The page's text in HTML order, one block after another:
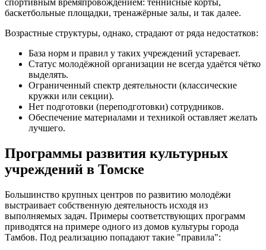
спортивным времяпровождением: теннисные корты,
баскетбольные площадки, тренажёрные залы, и так далее.
Возрастные структуры, однако, страдают от ряда недостатков:
База норм и правил у таких учреждений устаревает.
Статус молодёжной организации не всегда удаётся чётко
выделять.
Ограниченный спектр деятельности (классические
кружки или секции).
Нет подготовки (переподготовки) сотрудников.
Обеспечение материалами и техникой оставляет желать
лучшего.
Программы развития культурных
учреждений в Томске
Большинство крупных центров по развитию молодёжи
выстраивает собственную деятельность исходя из
выполняемых задач. Примеры соответствующих программ
приводятся на примере одного из домов культуры города
Тамбов. Под реализацию попадают такие "правила":